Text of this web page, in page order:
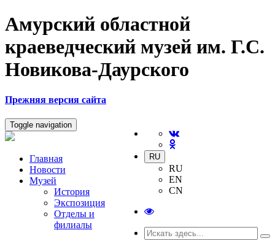
Амурский областной
краеведческий музей им. Г.С.
Новикова-Даурского
Прежняя версия сайта
RU
RU
EN
CN
Toggle navigation
Главная
Новости
Музей
История
Экспозиция
Отделы и
филиалы